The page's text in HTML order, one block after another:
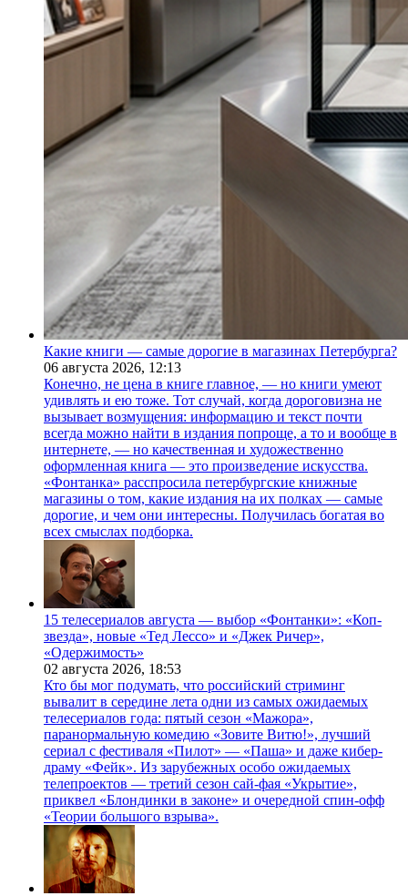
Какие книги — самые дорогие в магазинах Петербурга?
06 августа 2026, 12:13
Конечно, не цена в книге главное, — но книги умеют
удивлять и ею тоже. Тот случай, когда дороговизна не
вызывает возмущения: информацию и текст почти
всегда можно найти в издания попроще, а то и вообще в
интернете, — но качественная и художественно
оформленная книга — это произведение искусства.
«Фонтанка» расспросила петербургские книжные
магазины о том, какие издания на их полках — самые
дорогие, и чем они интересны. Получилась богатая во
всех смыслах подборка.
15 телесериалов августа — выбор «Фонтанки»: «Коп-
звезда», новые «Тед Лессо» и «Джек Ричер»,
«Одержимость»
02 августа 2026, 18:53
Кто бы мог подумать, что российский стриминг
вывалит в середине лета одни из самых ожидаемых
телесериалов года: пятый сезон «Мажора»,
паранормальную комедию «Зовите Витю!», лучший
сериал с фестиваля «Пилот» — «Паша» и даже кибер-
драму «Фейк». Из зарубежных особо ожидаемых
телепроектов — третий сезон сай-фая «Укрытие»,
приквел «Блондинки в законе» и очередной спин-офф
«Теории большого взрыва».